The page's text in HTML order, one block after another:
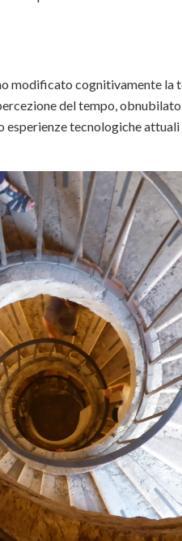
modificato cognitivamente la
del tempo,
tecnologiche